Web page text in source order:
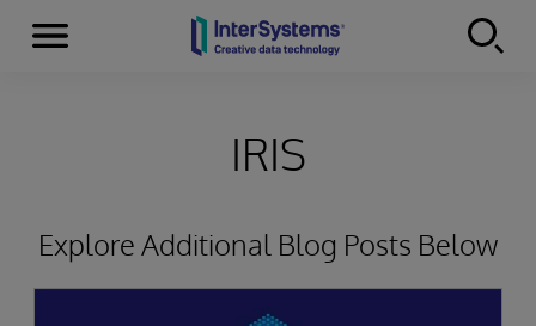
Skip to content
Menu
IRIS
Explore Additional Blog Posts Below